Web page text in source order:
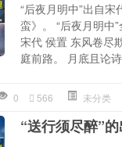
“后夜月明中”出自宋
蛮》。 “后夜月明中”
宋代 侯置 东风卷尽
庭前路。 月底且论
0 566 未分类
“送行须尽醉”